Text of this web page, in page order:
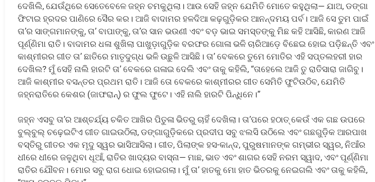
ଦେଖିଲି, ଯେଉଁଥିରେ ସେତେବେଳେ ଜହ୍ନ ଚମକୁଥିଲା। ଆଉ ସେହି ଜହ୍ନ ଯେମିତି ମୋତେ କହୁଥିଲା— ଯାଅ, ଡଙ୍ଗା
ଫିଟାଇ ହ୍ରଦର ପାଣିରେ ସୈର କର। ଆଜି ବାଦାମର ହଳଦିଆ କଢ଼ଗୁଡ଼ିକର ଆନନ୍ଦମୟ ପର୍ବ। ଆଜି ସେ ତୁମ ପାଇଁ
ତା’ର ସାଙ୍ଗମାନଙ୍କୁ, ତା’ ବାପାଙ୍କୁ, ତା’ର ସାନ ଭଉଣୀ ଏବଂ ବଡ଼ ଭାଇ ସମସ୍ତଙ୍କୁ ମିଛ କହି ଆସିଛି, କାରଣ ଆଜି
ପୂର୍ଣ୍ଣିମା ରାତି। ବାଦାମର ଧଳା ଶୁଖିଲା ପାଖୁଡ଼ାଗୁଡ଼ିକ ବରଫର ଗୋଳା ଭଳି ଚାରିଆଡ଼େ ବିଛେଇ ହୋଇ ପଡ଼ିଛନ୍ତି ଏବଂ
କାଶ୍ମୀରର ଗୀତ ତା’ ଛାତିରେ ମାତୃଦୁଗ୍ଧ ଭଳି ଉଛୁଳି ଆସିଛି। ତା’ ବେକରେ ତୁମେ ମୋତିର ଏହି ସପ୍ତଲହରୀ ହାର
ଦେଖିଲ? ମୁଁ ସେହି ନାଲି ହାରଟି ତା’ ବେକରେ ଗଳାଇ ଦେଲି ଏବଂ ତାକୁ କହିଲି, “ତାହେଲେ ଆଜି ତୁ ରାତିସାରା ଜାଗିବୁ।
ଆଜି କାଶ୍ମୀର ବସନ୍ତର ପ୍ରଥମ ରାତି। ଆଜି ତୋ ବେକରେ କାଶ୍ମୀରର ଗୀତ ସେମିତି ଫୁଟିଉଠିବ, ଯେମିତି
ଜହ୍ନରାତିରେ କେଶର (ଜାଫରାନ୍) ର ଫୁଲ ଫୁଟେ। ଏହି ନାଲି ହାରଟି ପିନ୍ଧିନେ।”
ଜହ୍ନ ଏସବୁ ତା’ର ଆଶ୍ଚର୍ଯ୍ୟ ଚକିତ ଆଖିର ପିତୁଳା ଭିତରୁ ଚାହିଁ ଦେଖିଲା। ତା’ପରେ ହଠାତ୍ କେଉଁ ଏକ ଗଛ ଉପରେ
ବୁଲ୍‌ବୁଲ୍ ଚଢ଼େଇଟିଏ ଗୀତ ଗାଇଉଠିଲା, ଡଙ୍ଗାଗୁଡ଼ିକରେ ପ୍ରଦୀପ ସବୁ ଝଲସି ଉଠିଲେ ଏବଂ ଗଛଗୁଡ଼ିକ ଆରପାଖ
ବସ୍ତିରୁ ଗୀତର ଏକ ମୃଦୁ ସ୍ୱର ଭାସିଆସିଲା। ଗୀତ, ପିଲାଙ୍କ ହସ-କାନ୍ଦ, ପୁରୁଷମାନଙ୍କ ଗମ୍ଭୀର ସ୍ୱର, ନିଆଁର
ଧୀରେ ଧୀରେ ଜଳୁଥିବା ଧୂଆଁ, ରାତିର ଖାଦ୍ୟର ବାସ୍ନା— ମାଛ, ଭାତ ଏବଂ ଶାଗର ସେହି ନରମ ସ୍ୱାଦ, ଏବଂ ପୂର୍ଣ୍ଣିମା
ରାତିର ଯୌବନ। ମୋର ସବୁ ରାଗ ଧୋଇ ହୋଇଗଲା। ମୁଁ ତା’ ହାତକୁ ମୋ ହାତ ଭିତରକୁ ନେଇଗଲି ଏବଂ ତାକୁ କହିଲି,